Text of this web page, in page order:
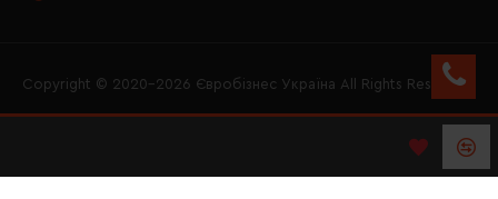
Copyright © 2020–2026 Євробізнес Україна All Rights Reserved
LOGO ЄВРОБІЗНЕС